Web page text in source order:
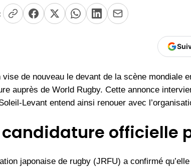
vise de nouveau le devant de la scène mondiale
auprès de World Rugby. Cette annonce
Levant entend ainsi renouer avec
candidature officielle
japonaise de rugby (JRFU) a confirmé